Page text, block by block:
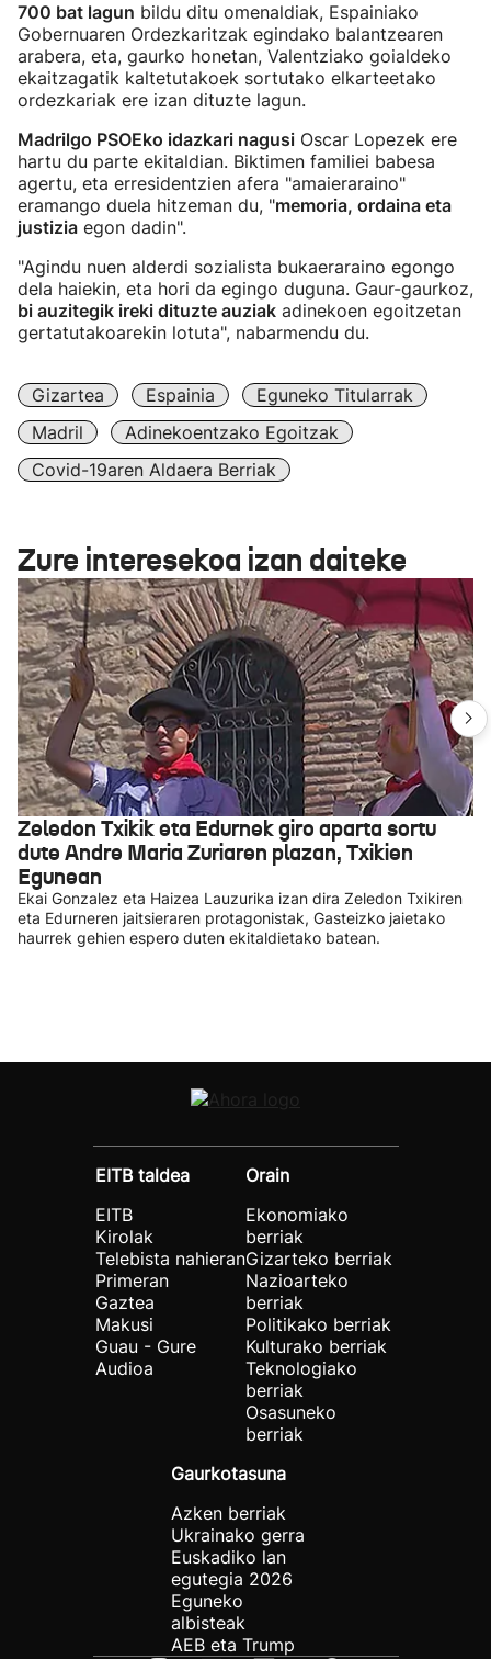
700 bat lagun bildu ditu omenaldiak, Espainiako
Gobernuaren Ordezkaritzak egindako balantzearen
arabera, eta, gaurko honetan, Valentziako goialdeko
ekaitzagatik kaltetutakoek sortutako elkarteetako
ordezkariak ere izan dituzte lagun.
Madrilgo PSOEko idazkari nagusi Oscar Lopezek ere
hartu du parte ekitaldian. Biktimen familiei babesa
agertu, eta erresidentzien afera "amaieraraino"
eramango duela hitzeman du, "memoria, ordaina eta
justizia egon dadin".
"Agindu nuen alderdi sozialista bukaeraraino egongo
dela haiekin, eta hori da egingo duguna. Gaur-gaurkoz,
bi auzitegik ireki dituzte auziak adinekoen egoitzetan
gertatutakoarekin lotuta", nabarmendu du.
Gizartea Espainia
Eguneko Titularrak
Madril
Adinekoentzako Egoitzak
Covid-19aren Aldaera Berriak
Zure interesekoa izan daiteke
Zeledon Txikik eta Edurnek giro aparta sortu
dute Andre Maria Zuriaren plazan, Txikien
Egunean
Ekai Gonzalez eta Haizea Lauzurika izan dira Zeledon Txikiren
eta Edurneren jaitsieraren protagonistak, Gasteizko jaietako
haurrek gehien espero duten ekitaldietako batean.
EITB taldea
EITB
Kirolak
Telebista nahieran
Primeran
Gaztea
Makusi
Guau - Gure
Audioa
Orain
Ekonomiako
berriak
Gizarteko berriak
Nazioarteko
berriak
Politikako berriak
Kulturako berriak
Teknologiako
berriak
Osasuneko
berriak
Gaurkotasuna
Azken berriak
Ukrainako gerra
Euskadiko lan
egutegia 2026
Eguneko
albisteak
AEB eta Trump